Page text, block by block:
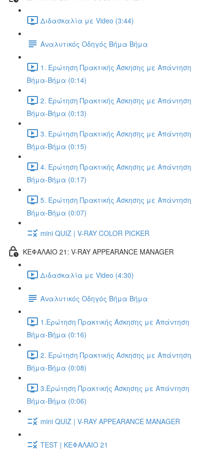
Διδασκαλία με Video (3:44)
Αναλυτικός Οδηγός Βήμα Βήμα
1. Ερώτηση Πρακτικής Άσκησης με Απάντηση
Βήμα-Βήμα (0:14)
2. Ερώτηση Πρακτικής Άσκησης με Απάντηση
Βήμα-Βήμα (0:13)
3. Ερώτηση Πρακτικής Άσκησης με Απάντηση
Βήμα-Βήμα (0:15)
4. Ερώτηση Πρακτικής Άσκησης με Απάντηση
Βήμα-Βήμα (0:17)
5. Ερώτηση Πρακτικής Άσκησης με Απάντηση
Βήμα-Βήμα (0:07)
mini QUIZ | V-RAY COLOR PICKER
ΚΕΦΑΛΑΙΟ 21: V-RAY APPEARANCE MANAGER
Διδασκαλία με Video (4:30)
Αναλυτικός Οδηγός Βήμα Βήμα
1.Ερώτηση Πρακτικής Άσκησης με Απάντηση
Βήμα-Βήμα (0:16)
2. Ερώτηση Πρακτικής Άσκησης με Απάντηση
Βήμα-Βήμα (0:08)
3.Ερώτηση Πρακτικής Άσκησης με Απάντηση
Βήμα-Βήμα (0:06)
mini QUIZ | V-RAY APPEARANCE MANAGER
TEST | ΚΕΦΑΛΑΙΟ 21